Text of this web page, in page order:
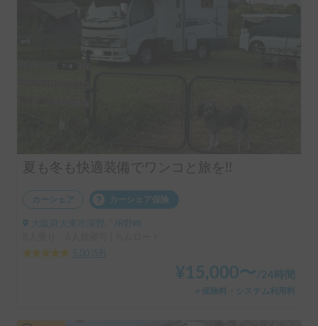
夏も冬も快適装備でワンコと旅を!!
カーシェア カーシェア保険
大阪府大東市深野, ' JR野崎
5.00
59
¥ 15,000〜/24時間
＋保険料・システム利用料